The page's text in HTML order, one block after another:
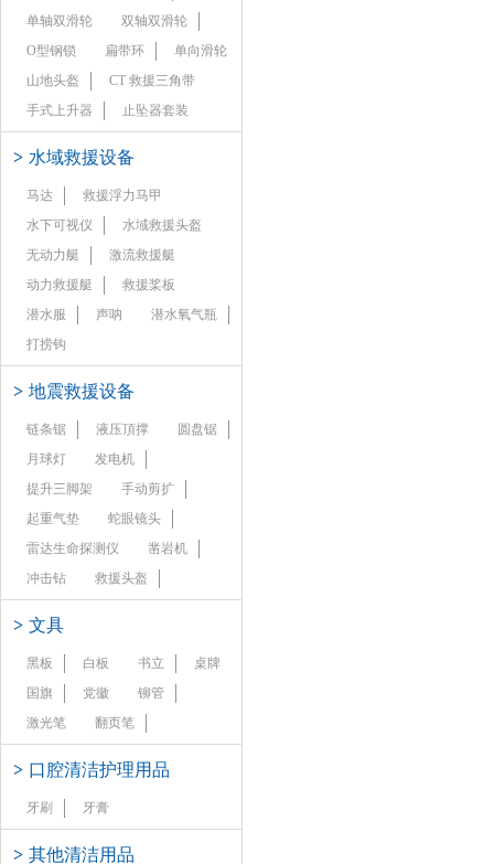
单轴双滑轮
双轴双滑轮
O型钢锁
扁带环
单向滑轮
山地头盔
CT 救援三角带
手式上升器
止坠器套装
> 水域救援设备
马达
救援浮力马甲
水下可视仪
水域救援头盔
无动力艇
激流救援艇
动力救援艇
救援桨板
潜水服
声呐
潜水氧气瓶
打捞钩
> 地震救援设备
链条锯 液压頂撑
圆盘锯
月球灯
发电机
提升三脚架
手动剪扩
起重气垫
蛇眼镜头
雷达生命探测仪
凿岩机
冲击钻
救援头盔
> 文具
黑板 白板 书立
桌牌
国旗
党徽
铆管
激光笔
翻页笔
> 口腔清洁护理用品
牙刷 牙膏
> 其他清洁用品